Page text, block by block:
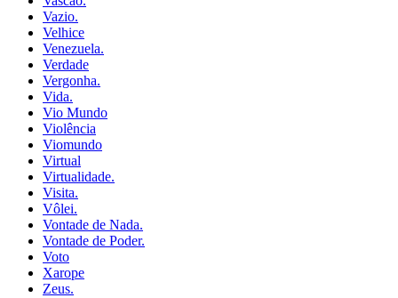
Vazio.
Velhice
Venezuela.
Verdade
Vergonha.
Vida.
Vio Mundo
Violência
Viomundo
Virtual
Virtualidade.
Visita.
Vôlei.
Vontade de Nada.
Vontade de Poder.
Voto
Xarope
Zeus.